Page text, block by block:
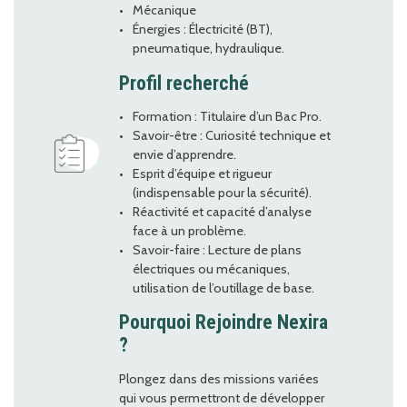
Mécanique
Énergies : Électricité (BT),
pneumatique, hydraulique.
Profil recherché
Formation : Titulaire d’un Bac Pro.
Savoir-être : Curiosité technique et
envie d’apprendre.
Esprit d’équipe et rigueur
(indispensable pour la sécurité).
Réactivité et capacité d’analyse
face à un problème.
Savoir-faire : Lecture de plans
électriques ou mécaniques,
utilisation de l’outillage de base.
Pourquoi Rejoindre Nexira
?
Plongez dans des missions variées
qui vous permettront de développer